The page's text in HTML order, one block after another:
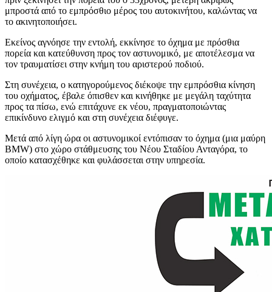
μπροστά από το εμπρόσθιο μέρος του αυτοκινήτου, καλώντας να
το ακινητοποιήσει.
Εκείνος αγνόησε την εντολή, εκκίνησε το όχημα με πρόσθια
πορεία και κατεύθυνση προς τον αστυνομικό, με αποτέλεσμα να
τον τραυματίσει στην κνήμη του αριστερού ποδιού.
Στη συνέχεια, ο κατηγορούμενος διέκοψε την εμπρόσθια κίνηση
του οχήματος, έβαλε όπισθεν και κινήθηκε με μεγάλη ταχύτητα
προς τα πίσω, ενώ επιτάχυνε εκ νέου, πραγματοποιώντας
επικίνδυνο ελιγμό και στη συνέχεια διέφυγε.
Μετά από λίγη ώρα οι αστυνομικοί εντόπισαν το όχημα (μια μαύρη
BMW) στο χώρο στάθμευσης του Νέου Σταδίου Ανταγόρα, το
οποίο κατασχέθηκε και φυλάσσεται στην υπηρεσία.